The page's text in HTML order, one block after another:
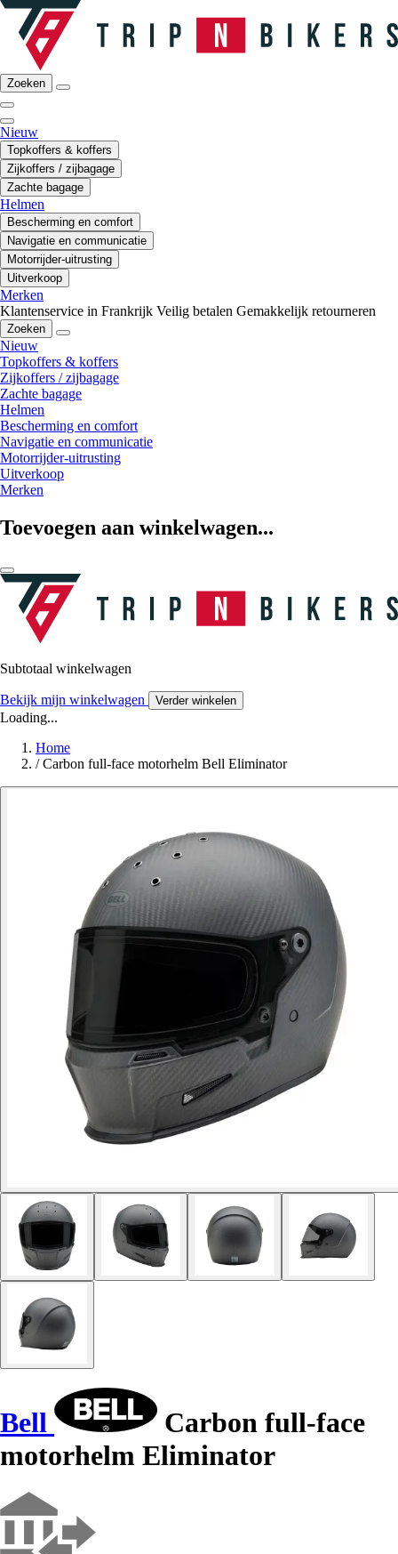
Zoeken
Nieuw
Topkoffers & koffers
Zijkoffers / zijbagage
Zachte bagage
Helmen
Bescherming en comfort
Navigatie en communicatie
Motorrijder-uitrusting
Uitverkoop
Merken
Klantenservice in Frankrijk Veilig betalen Gemakkelijk retourneren
Zoeken
Nieuw
Topkoffers & koffers
Zijkoffers / zijbagage
Zachte bagage
Helmen
Bescherming en comfort
Navigatie en communicatie
Motorrijder-uitrusting
Uitverkoop
Merken
Toevoegen aan winkelwagen...
Subtotaal winkelwagen
Bekijk mijn winkelwagen Verder winkelen
Loading...
Home
/ Carbon full-face motorhelm Bell Eliminator
Bell
Carbon full-face
motorhelm Eliminator